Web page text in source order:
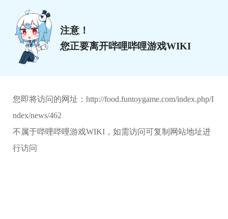
注意！
您正要离开哔哩哔哩游戏WIKI
您即将访问的网址： http://food.funtoygame.com/index.php/I
ndex/news/462
不属于哔哩哔哩游戏WIKI，如需访问可复制网站地址进
行访问